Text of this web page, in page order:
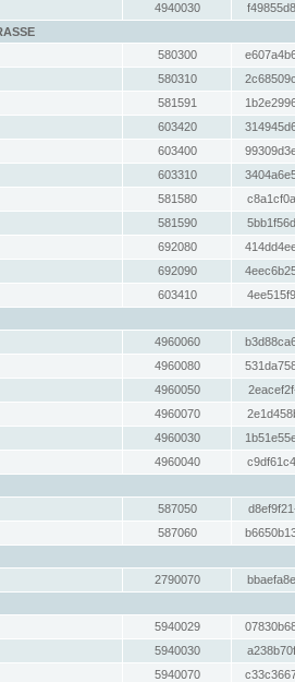
4940030
580300
580310
581591
603420
603400
603310
581580
581590
692080
692090
603410
4960060
4960080
4960050
4960070
4960030
4960040
587050
587060
2790070
5940029
5940030
5940070